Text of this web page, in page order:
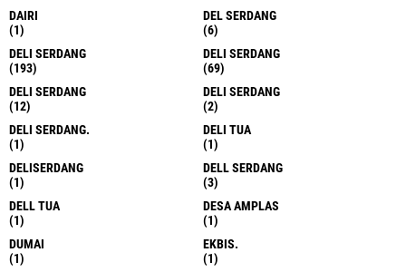
DAIRI
(1)
DEL SERDANG
(6)
DELI SERDANG
(193)
DELI SERDANG
(69)
DELI SERDANG
(12)
DELI SERDANG
(2)
DELI SERDANG.
(1)
DELI TUA
(1)
DELISERDANG
(1)
DELL SERDANG
(3)
DELL TUA
(1)
DESA AMPLAS
(1)
DUMAI
(1)
EKBIS.
(1)